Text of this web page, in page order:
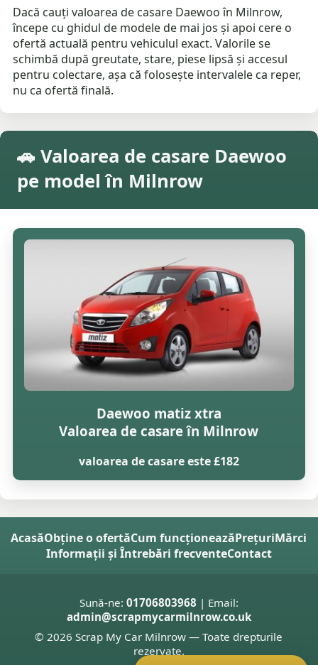
Dacă cauți valoarea de casare Daewoo în Milnrow,
începe cu ghidul de modele de mai jos și apoi cere o
ofertă actuală pentru vehiculul exact. Valorile se
schimbă după greutate, stare, piese lipsă și accesul
pentru colectare, așa că folosește intervalele ca reper,
nu ca ofertă finală.
🚗 Valoarea de casare Daewoo
pe model în Milnrow
Daewoo matiz xtra
Valoarea de casare în Milnrow
valoarea de casare este £182
AcasăObține o ofertăCum funcționeazăPrețuriMărci
Informații și Întrebări frecventeContact
Sună-ne: 01706803968 | Email:
admin@scrapmycarmilnrow.co.uk
© 2026 Scrap My Car Milnrow — Toate drepturile
rezervate.